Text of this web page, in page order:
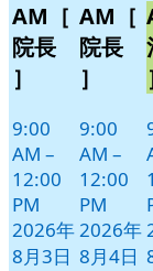
月
3
日
イ
ベ
AM［
院長
］
9:00
AM –
12:00
PM
2026年
8月3日
月
4
日
イ
ベ
AM［
院長
］
9:00
AM –
12:00
PM
2026年
8月4日